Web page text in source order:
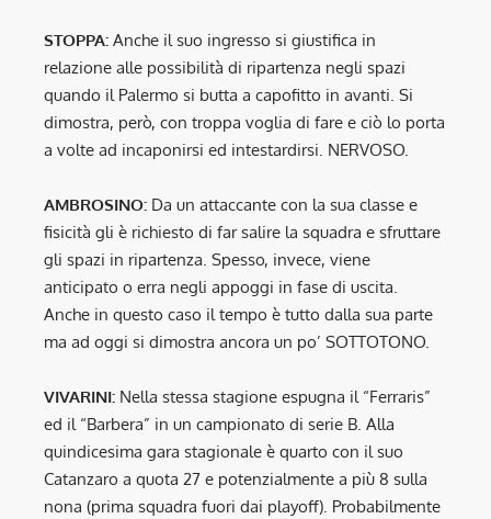
STOPPA: Anche il suo ingresso si giustifica in
relazione alle possibilità di ripartenza negli spazi
quando il Palermo si butta a capofitto in avanti. Si
dimostra, però, con troppa voglia di fare e ciò lo porta
a volte ad incaponirsi ed intestardirsi. NERVOSO.
AMBROSINO: Da un attaccante con la sua classe e
fisicità gli è richiesto di far salire la squadra e sfruttare
gli spazi in ripartenza. Spesso, invece, viene
anticipato o erra negli appoggi in fase di uscita.
Anche in questo caso il tempo è tutto dalla sua parte
ma ad oggi si dimostra ancora un po’ SOTTOTONO.
VIVARINI: Nella stessa stagione espugna il “Ferraris”
ed il “Barbera” in un campionato di serie B. Alla
quindicesima gara stagionale è quarto con il suo
Catanzaro a quota 27 e potenzialmente a più 8 sulla
nona (prima squadra fuori dai playoff). Probabilmente